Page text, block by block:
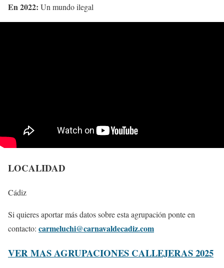
En 2022: Un mundo ilegal
LOCALIDAD
Cádiz
Si quieres aportar más datos sobre esta agrupación ponte en
contacto: carmeluchi@carnavaldecadiz.com
VER MAS AGRUPACIONES CALLEJERAS 2025